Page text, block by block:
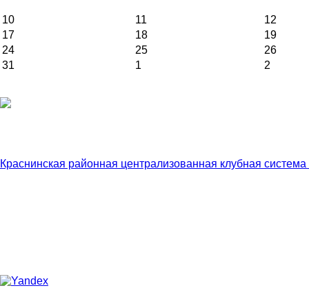
10 11
12
17
18
19
24
25
26
31
1 2
Краснинская районная централизованная клубная